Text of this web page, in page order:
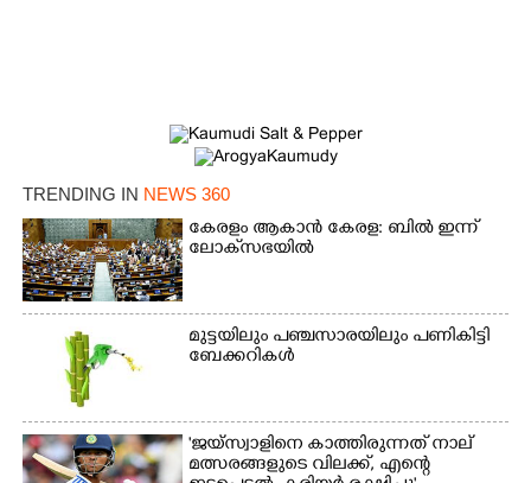
TRENDING IN NEWS 360
കേരളം ആകാൻ കേരള: ബിൽ ഇന്ന്
ലോക്‌സഭയിൽ
മുട്ടയിലും പഞ്ചസാരയിലും പണികിട്ടി
ബേക്കറികൾ
'ജയ്സ്വാളിനെ കാത്തിരുന്നത് നാല്
മത്സരങ്ങളുടെ വിലക്ക്, എന്റെ